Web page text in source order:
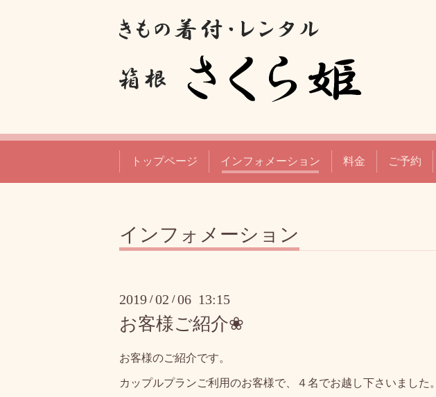
トップページ インフォメーション 料金 ご予約
インフォメーション
2019 /02 /06 13:15
お客様ご紹介❀
お客様のご紹介です。
カップルプランご利用のお客様で、４名でお越し下さいました。